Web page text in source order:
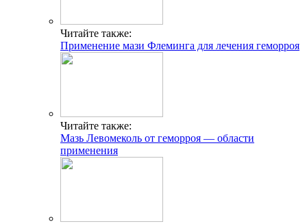
Читайте также:
Применение мази Флеминга для лечения геморроя
Читайте также:
Мазь Левомеколь от геморроя — области
применения